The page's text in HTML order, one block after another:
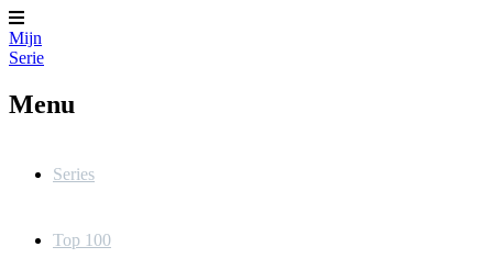
Mijn
Serie
Menu
Series
Top 100